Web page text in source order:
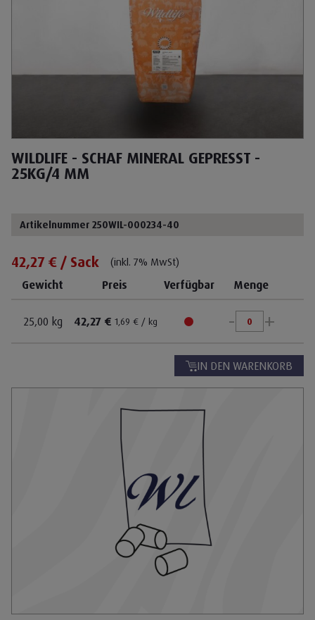
WILDLIFE - SCHAF MINERAL GEPRESST -
25KG/4 MM
Artikelnummer 250WIL-000234-40
42,27 € / Sack (inkl. 7% MwSt)
Gewicht Preis Verfügbar Menge
25,00 kg 42,27 € 1,69 € / kg - +
IN DEN WARENKORB